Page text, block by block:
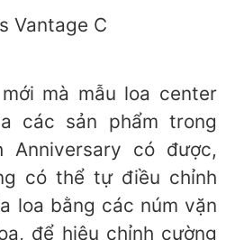
mà mẫu loa center
các sản phẩm trong
Anniversary có được,
có thể tự điều chỉnh
loa bằng các núm vặn
để hiệu chỉnh cường